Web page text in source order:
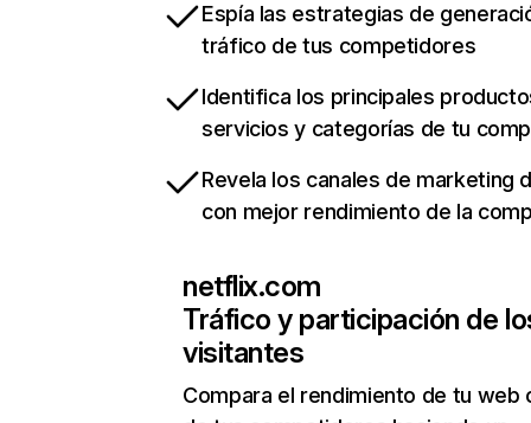
Espía las estrategias de
tráfico de tus competidores
Identifica los principales
servicios y categorías de tu
Revela los canales de marketing
con mejor rendimiento de la
netflix.com
Tráfico y participación de
visitantes
Compara el rendimiento de tu web